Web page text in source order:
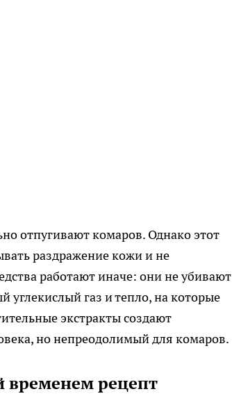
отпугивают комаров. Однако этот
раздражение кожи и не
работают иначе: они не убивают
углекислый газ и тепло, на которые
экстракты создают
но непреодолимый для комаров.
временем рецепт